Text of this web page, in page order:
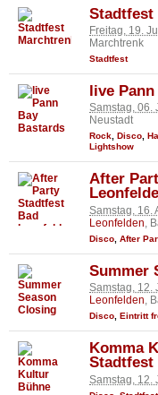
Stadtfest
Freitag, 19.
Marchtrenk
Stadtfest
live
Samstag, 06.
Neustadt
Rock, Disco,
Lightshow
After
Samstag, 16.
Leonfelden,
Disco After
Summer
Samstag, 12.
Leonfelden,
Disco Eintritt
Komma
Stadtfest
Samstag, 12.